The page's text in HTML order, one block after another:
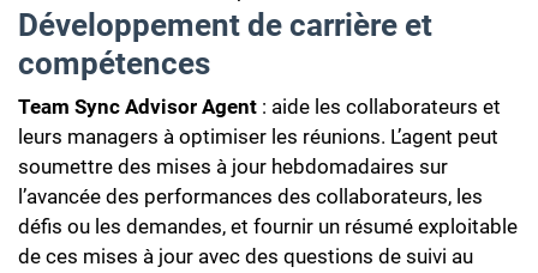
Développement de carrière et
compétences
Team Sync Advisor Agent : aide les collaborateurs et
leurs managers à optimiser les réunions. L’agent peut
soumettre des mises à jour hebdomadaires sur
l’avancée des performances des collaborateurs, les
défis ou les demandes, et fournir un résumé exploitable
de ces mises à jour avec des questions de suivi au